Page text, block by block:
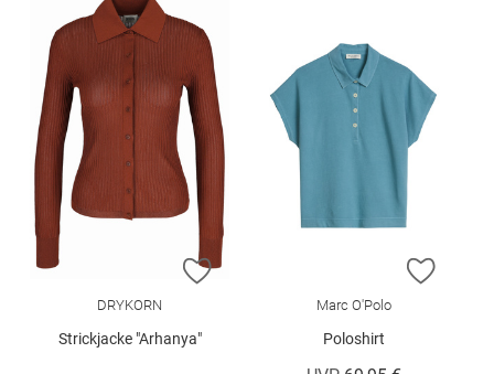
ZUR WUNSCHLISTE HINZUFÜGEN
DRYKORN
Strickjacke "Arhanya"
ZUR
Marc O'Polo
Poloshirt